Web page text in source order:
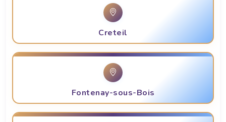
Creteil
Fontenay-sous-Bois